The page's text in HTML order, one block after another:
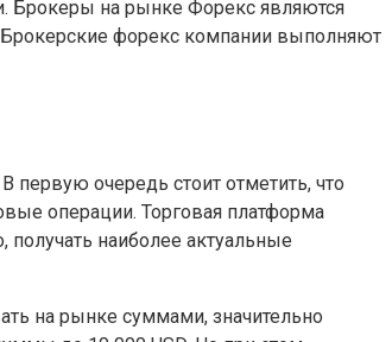
Брокеры на рынке Форекс являются
форекс компании выполняют
первую очередь стоит отметить, что
операции. Торговая платформа
наиболее актуальные
на рынке суммами, значительно